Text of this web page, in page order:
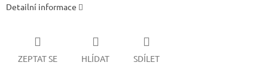
Detailní informace
ZEPTAT SE HLÍDAT SDÍLET